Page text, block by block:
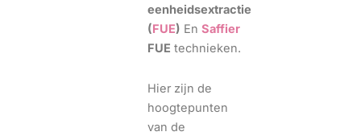
eenheidsextractie
(FUE) EnSaffier
FUE technieken.
Hier zijn de
hoogtepunten
van de